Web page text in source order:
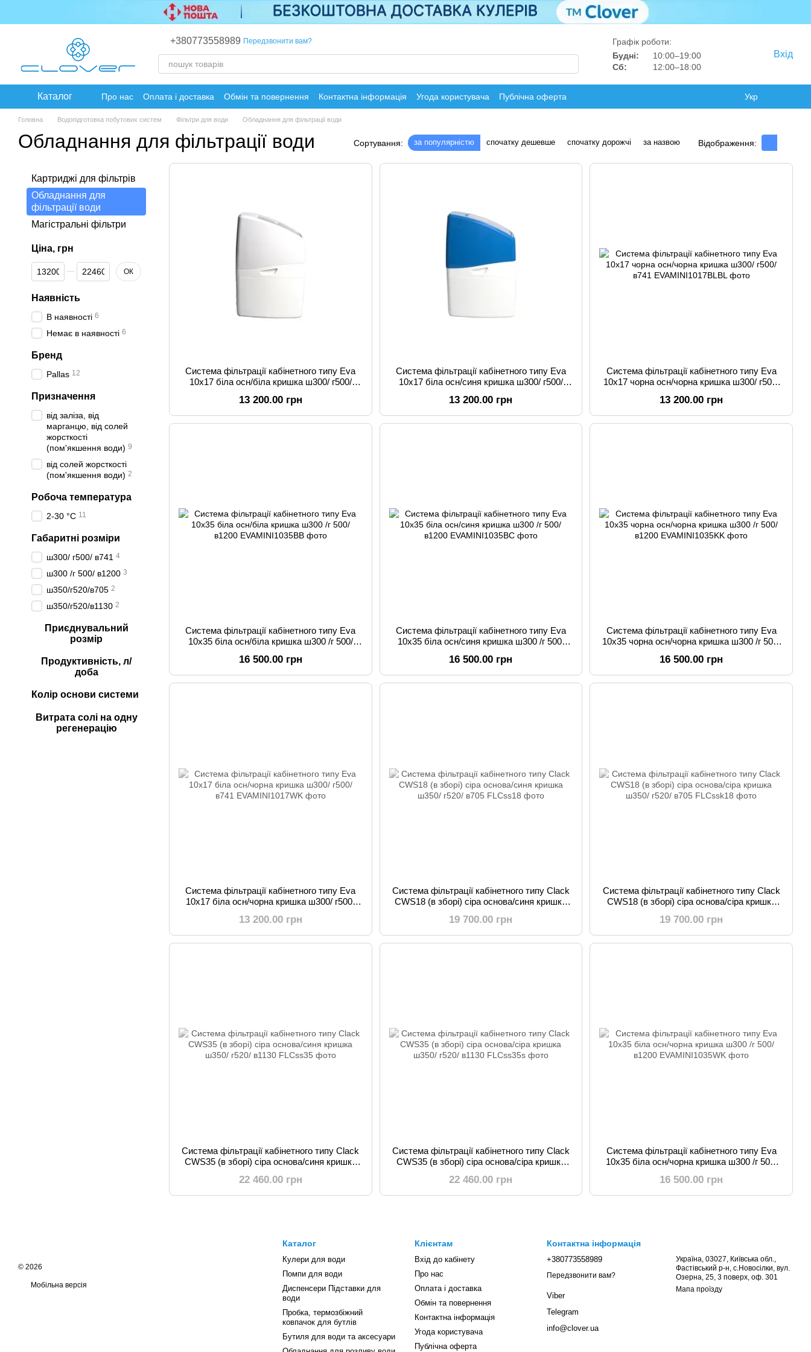
+380773558989 Передзвонити вам?
Графік роботи:
Будні:
10:00–19:00
Сб:
12:00–18:00
Вхід
Каталог Про нас Оплата і доставка Обмін та повернення Контактна інформація Угода користувача Публічна оферта Укр
Головна Водопідготовка побутових систем Фільтри для води Обладнання для фільтрації води
Обладнання для фільтрації води Сортування: за популярністю спочатку дешевше спочатку дорожчі за назвою Відображення:
Система фільтрації кабінетного типу Eva
10x17 біла осн/біла кришка ш300/ г500/
13 200.00 грн
Система фільтрації кабінетного типу Eva
10x17 біла осн/синя кришка ш300/ г500/
13 200.00 грн
Система фільтрації кабінетного типу Eva
10x17 чорна осн/чорна кришка ш300/ г500/
13 200.00 грн
Система фільтрації кабінетного типу Eva
10x35 біла осн/біла кришка ш300 /г 500/
16 500.00 грн
Система фільтрації кабінетного типу Eva
10x35 біла осн/синя кришка ш300 /г 500/
16 500.00 грн
Система фільтрації кабінетного типу Eva
10x35 чорна осн/чорна кришка ш300 /г 500/
16 500.00 грн
Система фільтрації кабінетного типу Eva
10x17 біла осн/чорна кришка ш300/ г500/
13 200.00 грн
Система фільтрації кабінетного типу Clack
CWS18 (в зборі) сіра основа/синя кришка
19 700.00 грн
Система фільтрації кабінетного типу Clack
CWS18 (в зборі) сіра основа/сіра кришка
19 700.00 грн
Система фільтрації кабінетного типу Clack
CWS35 (в зборі) сіра основа/синя кришка
22 460.00 грн
Система фільтрації кабінетного типу Clack
CWS35 (в зборі) сіра основа/сіра кришка
22 460.00 грн
Система фільтрації кабінетного типу Eva
10x35 біла осн/чорна кришка ш300 /г 500/
16 500.00 грн
Картриджі для фільтрів
Обладнання для
фільтрації води
Магістральні фільтри
Ціна, грн
Від Ціна, грн
До Ціна, грн ОК
Наявність
В наявності 6
Немає в наявності 6
Бренд
Pallas 12
Призначення
від заліза, від
марганцю, від солей
жорсткості
(пом'якшення води) 9
від солей жорсткості
(пом'якшення води) 2
Робоча температура
2-30 °C 11
Габаритні розміри
ш300/ г500/ в741 4
ш300 /г 500/ в1200 3
ш350/г520/в705 2
ш350/г520/в1130 2
Приєднувальний
розмір
Продуктивність, л/
доба
Колір основи системи
Витрата солі на одну
регенерацію
© 2026
Мобільна версія
Каталог
Кулери для води
Помпи для води
Диспенсери Підставки для
води
Пробка, термозбіжний
ковпачок для бутлів
Бутиля для води та аксесуари
Клієнтам
Вхід до кабінету
Про нас
Оплата і доставка
Обмін та повернення
Контактна інформація
Угода користувача
Публічна оферта
Контактна інформація
+380773558989
Передзвонити вам?
Viber
Telegram
info@clover.ua
Україна, 03027, Київська обл.,
Фастівський р-н, с.Новосілки, вул.
Озерна, 25, 3 поверх, оф. 301
Мапа проїзду